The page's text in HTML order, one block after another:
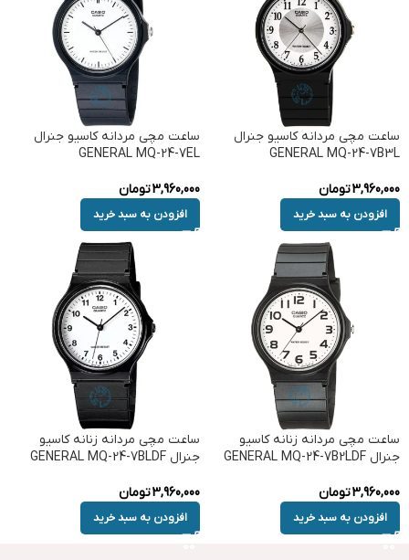
ساعت مچی مردانه کاسیو جنرال
GENERAL MQ-24-7B3L
3,960,000تومان
افزودن به سبد خرید
ساعت مچی مردانه کاسیو جنرال
GENERAL MQ-24-7EL
3,960,000تومان
افزودن به سبد خرید
ساعت مچی مردانه زنانه کاسیو
جنرال GENERAL MQ-24-7B2LDF
3,960,000تومان
افزودن به سبد خرید
ساعت مچی مردانه زنانه کاسیو
جنرال GENERAL MQ-24-7BLDF
3,960,000تومان
افزودن به سبد خرید